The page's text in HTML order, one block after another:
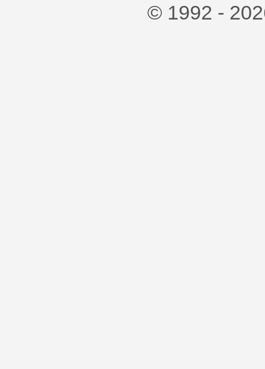
© 1992 -